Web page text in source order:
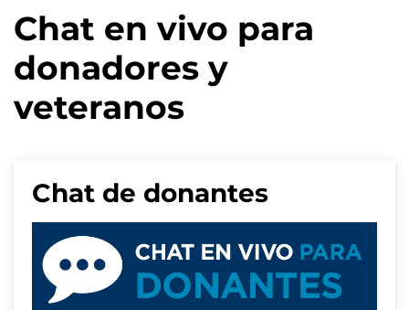
Chat en vivo para
donadores y
veteranos
Chat de donantes